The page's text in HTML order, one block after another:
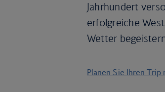
Jahrhundert
erfolgreiche
Wetter
Planen Sie Ihren Trip